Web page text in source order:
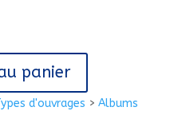
d'ouvrages > Albums
panier